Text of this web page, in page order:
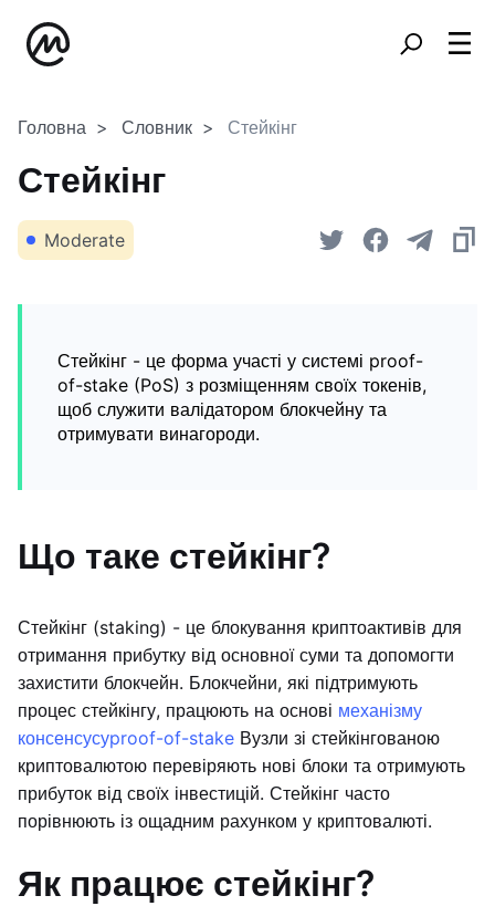
Головна Словник Стейкінг
Стейкінг
Moderate
Стейкінг - це форма участі у системі proof-
of-stake (PoS) з розміщенням своїх токенів,
щоб служити валідатором блокчейну та
отримувати винагороди.
Що таке стейкінг?
Стейкінг (staking) - це блокування криптоактивів для
отримання прибутку від основної суми та допомогти
захистити блокчейн. Блокчейни, які підтримують
процес стейкінгу, працюють на основі механізму
консенсусуproof-of-stake Вузли зі стейкінгованою
криптовалютою перевіряють нові блоки та отримують
прибуток від своїх інвестицій. Стейкінг часто
порівнюють із ощадним рахунком у криптовалюті.
Як працює стейкінг?